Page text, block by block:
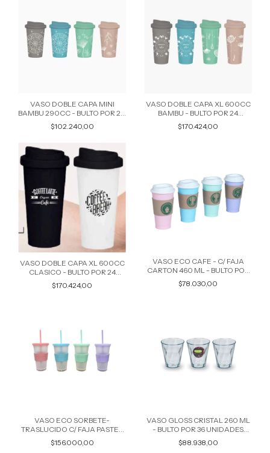
VASO DOBLE CAPA MINI
BAMBU 290CC - BULTO POR 20
UNIDADES COLORES
SURTIDOS 6793
$102.240,00
VASO DOBLE CAPA XL 600CC
BAMBU - BULTO POR 24
UNIDADES 1557
$170.424,00
VASO DOBLE CAPA XL 600CC
CLASICO - BULTO POR 24
UNIDADES 1558
$170.424,00
VASO ECO CAFE - C/ FAJA
CARTON 460 ML - BULTO POR
30 UNIDADES COLORES
SURTIDOS 7523
$78.030,00
VASO ECO SORBETE-
TRASLUCIDO C/ FAJA PASTEL
460 ML - BULTO POR 50
UNIDADES COLORES
$156.000,00
VASO GLOSS CRISTAL 260 ML
- BULTO POR 36 UNIDADES
$88.938,00